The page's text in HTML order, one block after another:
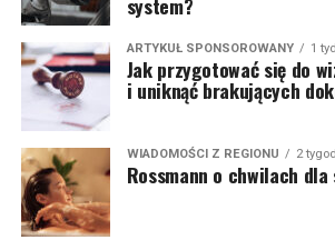
ARTYKUŁ SPONSOROWANY 1
Jak przygotować się do
i uniknąć brakujących
WIADOMOŚCI Z REGIONU 2
Rossmann o chwilach dla